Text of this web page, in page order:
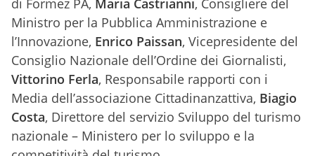
di Formez PA, Maria Castrianni, Consigliere del
Ministro per la Pubblica Amministrazione e
l’Innovazione, Enrico Paissan, Vicepresidente del
Consiglio Nazionale dell’Ordine dei Giornalisti,
Vittorino Ferla, Responsabile rapporti con i
Media dell’associazione Cittadinanzattiva, Biagio
Costa, Direttore del servizio Sviluppo del turismo
nazionale – Ministero per lo sviluppo e la